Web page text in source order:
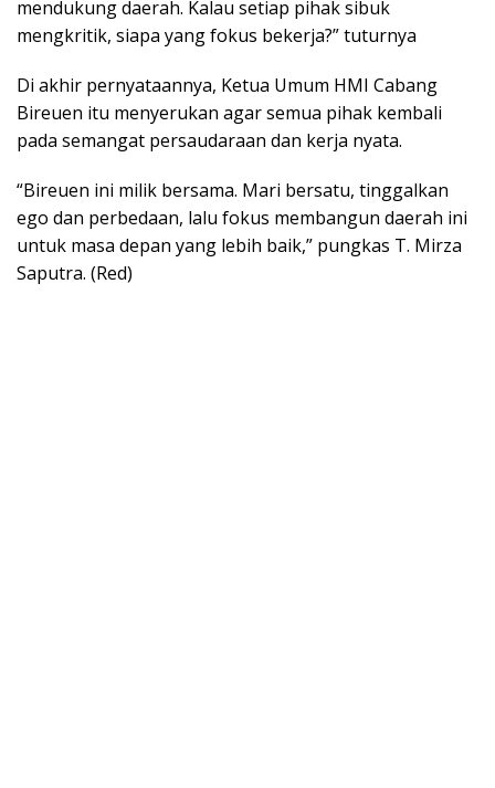
mendukung daerah. Kalau setiap pihak sibuk
mengkritik, siapa yang fokus bekerja?” tuturnya
Di akhir pernyataannya, Ketua Umum HMI Cabang
Bireuen itu menyerukan agar semua pihak kembali
pada semangat persaudaraan dan kerja nyata.
“Bireuen ini milik bersama. Mari bersatu, tinggalkan
ego dan perbedaan, lalu fokus membangun daerah ini
untuk masa depan yang lebih baik,” pungkas T. Mirza
Saputra. (Red)